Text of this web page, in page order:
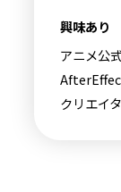
興味あり
アニメ公
クリエイ